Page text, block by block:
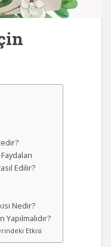
Edilir?
Nedir?
Etkisi